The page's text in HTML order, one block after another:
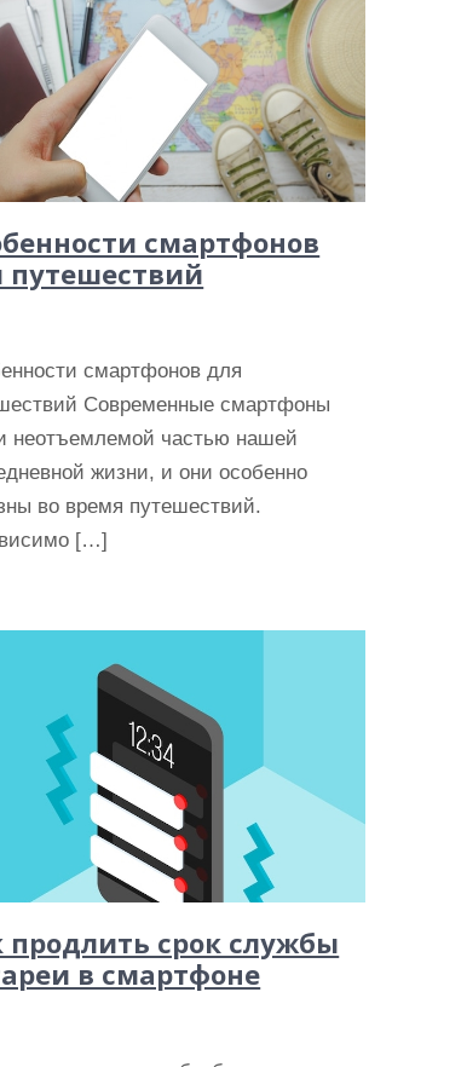
смартфонов
путешествий
смартфонов для
Современные смартфоны
неотъемлемой частью нашей
жизни, и они особенно
во время путешествий.
[…]
продлить срок службы
в смартфоне